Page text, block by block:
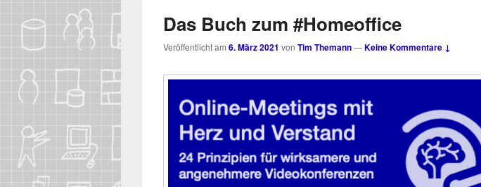
Das Buch zum #Homeoffice
Veröffentlicht am 6. März 2021 von Tim Themann—Keine Kommentare ↓